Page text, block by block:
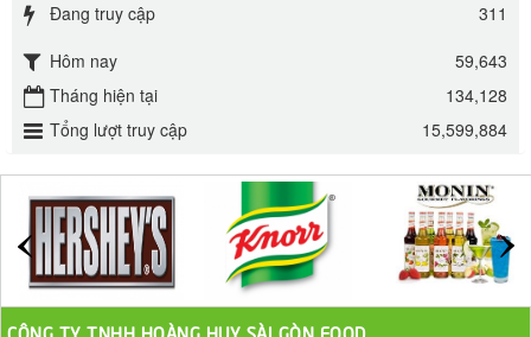
Đường mía thiên nhiên Biên Hòa gói 1kg
27.000 VND
Đường cát trắng An Khê bao 50kg
Đang truy cập
311
Hôm nay
59,643
Tháng hiện tại
134,128
Tổng lượt truy cập
15,599,884